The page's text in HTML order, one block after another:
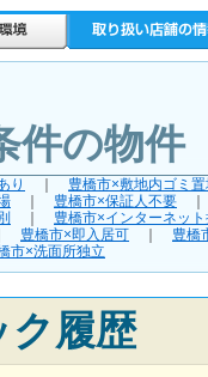
件の物件
り ｜ 豊橋市×敷地内ゴミ
｜ 豊橋市×保証人不要
｜ 豊橋市×インターネッ
豊橋市×即入居可 ｜ 豊橋
市×洗面所独立
ク履歴